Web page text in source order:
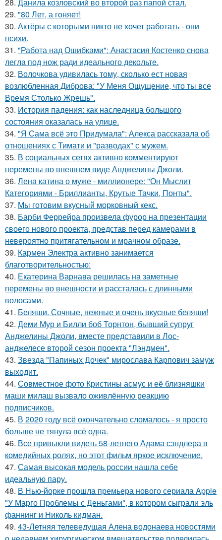
29. "80 Лет, а гоняет!
30. Актёры с которыми никто не хочет работать - они
психи.
31. "Работа над Ошибками": Анастасия Костенко снова
легла под нож ради идеального декольте.
32. Волочкова удивилась тому, сколько ест новая
возлюбленная Диброва: "У Меня Ощущение, что ты все
Время Столько Жрешь".
33. История падения: как наследница большого
состояния оказалась на улице.
34. "Я Сама всё это Придумала": Алекса рассказала об
отношениях с Тимати и "разводах" с мужем.
35. В социальных сетях активно комментируют
перемены во внешнем виде Анджелины Джоли.
36. Лена катина о муже - миллионере: "Он Мыслит
Категориями - Бриллианты, Крутые Тачки, Понты".
37. Мы готовим вкусный морковный кекс.
38. Барби Феррейра произвела фурор на презентации
своего нового проекта, представ перед камерами в
невероятно притягательном и мрачном образе.
39. Кармен Электра активно занимается
благотворительностью:
40. Екатерина Варнава решилась на заметные
перемены во внешности и рассталась с длинными
волосами.
41. Беляши. Сочные, нежные и очень вкусные беляши!
42. Деми Мур и Билли боб Торнтон, бывший супруг
Анджелины Джоли, вместе представили в Лос-
анджелесе второй сезон проекта "Лэндмен".
43. Звезда "Папиных Дочек" мирослава Карпович замуж
выходит.
44. Совместное фото Кристины асмус и её близняшки
маши милаш вызвало оживлённую реакцию
подписчиков.
45. В 2020 году всё окончательно сломалось - я просто
больше не тянула всё одна.
46. Все привыкли видеть 58-летнего Адама сэндлера в
комедийных ролях, но этот фильм яркое исключение.
47. Самая высокая модель россии нашла себе
идеальную пару.
48. В Нью-йорке прошла премьера нового сериала Apple
"У Марго Проблемы с Деньгами", в котором сыграли эль
фаннинг и Николь кидман.
49. 43-Летняя телеведущая Алена водонаева новостями